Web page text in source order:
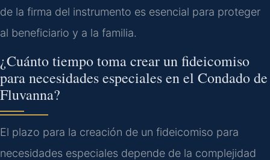
de la firma del instrumento es esencial para proteger
al beneficiario y a la familia.
¿Cuánto tiempo toma crear un fideicomiso
para necesidades especiales en el Condado de
Fluvanna?
El plazo para la creación de un fideicomiso para
necesidades especiales depende de la complejidad